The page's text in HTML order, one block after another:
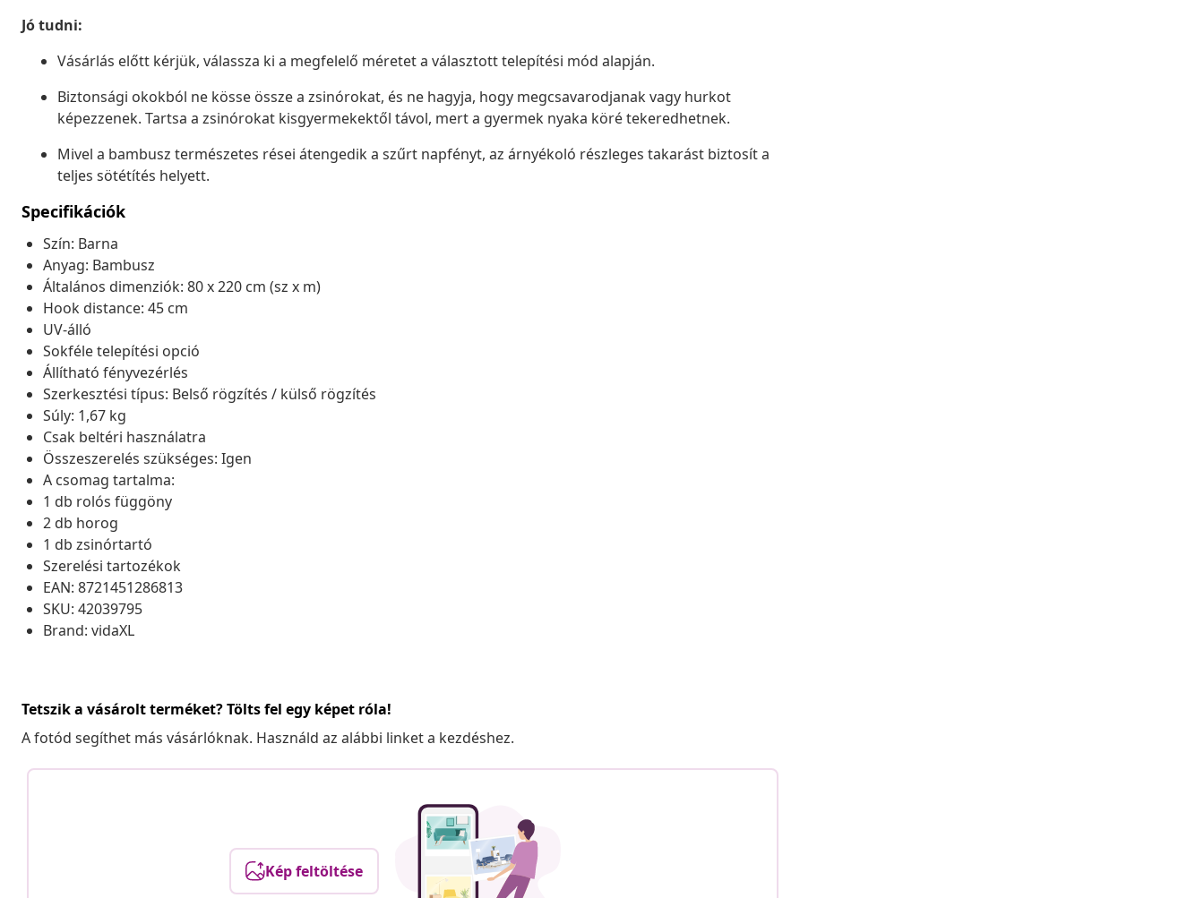
Jó tudni:
Vásárlás előtt kérjük, válassza ki a megfelelő méretet a választott telepítési mód alapján.
Biztonsági okokból ne kösse össze a zsinórokat, és ne hagyja, hogy megcsavarodjanak vagy hurkot
képezzenek. Tartsa a zsinórokat kisgyermekektől távol, mert a gyermek nyaka köré tekeredhetnek.
Mivel a bambusz természetes rései átengedik a szűrt napfényt, az árnyékoló részleges takarást biztosít a
teljes sötétítés helyett.
Specifikációk
Szín: Barna
Anyag: Bambusz
Általános dimenziók: 80 x 220 cm (sz x m)
Hook distance: 45 cm
UV-álló
Sokféle telepítési opció
Állítható fényvezérlés
Szerkesztési típus: Belső rögzítés / külső rögzítés
Súly: 1,67 kg
Csak beltéri használatra
Összeszerelés szükséges: Igen
A csomag tartalma:
1 db rolós függöny
2 db horog
1 db zsinórtartó
Szerelési tartozékok
EAN: 8721451286813
SKU: 42039795
Brand: vidaXL
Tetszik a vásárolt terméket? Tölts fel egy képet róla!
A fotód segíthet más vásárlóknak. Használd az alábbi linket a kezdéshez.
Kép feltöltése